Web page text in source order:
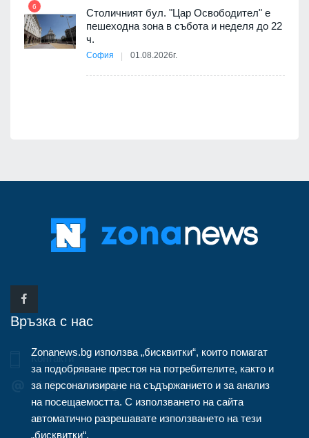
6
Столичният бул. "Цар Освободител" е
пешеходна зона в събота и неделя до 22
ч.
София 01.08.2026г.
Връзка с нас
Контакти
info@zonanews.bg
Zonanews.bg използва „бисквитки“, които помагат
за подобряване престоя на потребителите, както и
за персонализиране на съдържанието и за анализ
на посещаемостта. С използването на сайта
автоматично разрешавате използването на тези
„бисквитки“.